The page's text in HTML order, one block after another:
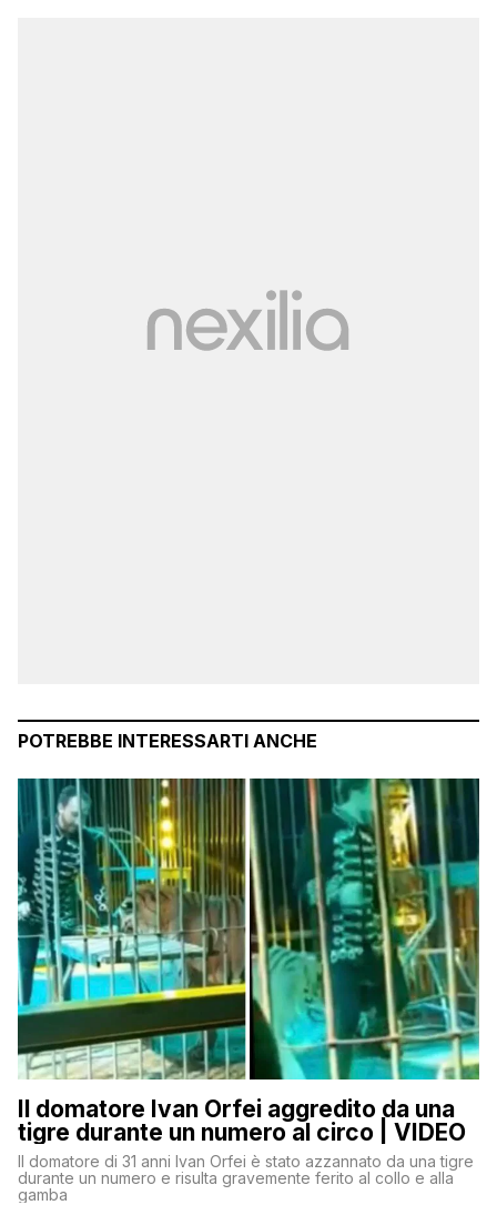
POTREBBE INTERESSARTI ANCHE
Il domatore Ivan Orfei aggredito da una
tigre durante un numero al circo | VIDEO
Il domatore di 31 anni Ivan Orfei è stato azzannato da una tigre
durante un numero e risulta gravemente ferito al collo e alla
gamba